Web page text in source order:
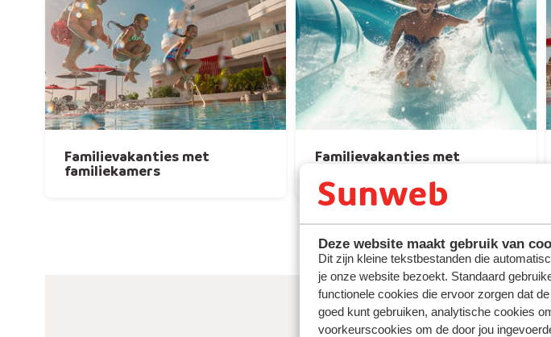
Deze website maakt gebruik van
Dit zijn kleine tekstbestanden die
je onze website bezoekt. Standaard
functionele cookies die ervoor zorgen dat
goed kunt gebruiken, analytische cookies
voorkeurscookies om de door jou
Familievakanties met
familiekamers
Familievakanties met